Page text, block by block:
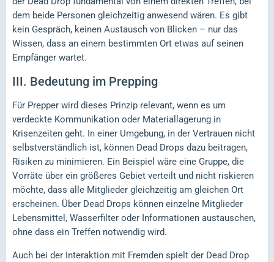
dem beide Personen gleichzeitig anwesend wären. Es gibt
kein Gespräch, keinen Austausch von Blicken – nur das
Wissen, dass an einem bestimmten Ort etwas auf seinen
Empfänger wartet.
III. Bedeutung im Prepping
Für Prepper wird dieses Prinzip relevant, wenn es um
verdeckte Kommunikation oder Materiallagerung in
Krisenzeiten geht. In einer Umgebung, in der Vertrauen nicht
selbstverständlich ist, können Dead Drops dazu beitragen,
Risiken zu minimieren. Ein Beispiel wäre eine Gruppe, die
Vorräte über ein größeres Gebiet verteilt und nicht riskieren
möchte, dass alle Mitglieder gleichzeitig am gleichen Ort
erscheinen. Über Dead Drops können einzelne Mitglieder
Lebensmittel, Wasserfilter oder Informationen austauschen,
ohne dass ein Treffen notwendig wird.
Auch bei der Interaktion mit Fremden spielt der Dead Drop